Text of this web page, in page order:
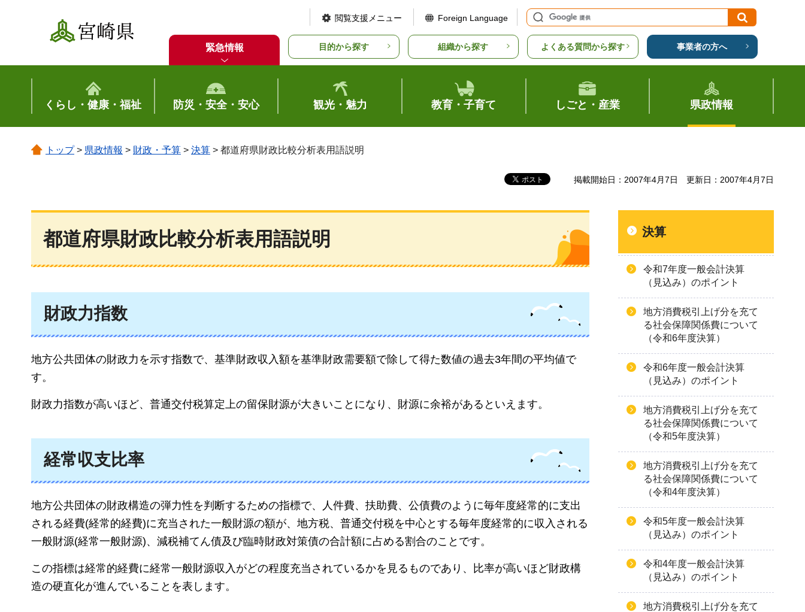
宮崎県
閲覧支援メニュー Foreign Language
緊急情報 目的から探す 組織から探す よくある質問から探す 事業者の方へ
くらし・健康・福祉 防災・安全・安心 観光・魅力 教育・子育て しごと・産業 県政情報
トップ> 県政情報 > 財政・予算 > 決算 > 都道府県財政比較分析表用語説明
掲載開始日：2007年4月7日 更新日：2007年4月7日
都道府県財政比較分析表用語説明
財政力指数
地方公共団体の財政力を示す指数で、基準財政収入額を基準財政需要額で除して得た数値の過去3年間の平均値で
す。
財政力指数が高いほど、普通交付税算定上の留保財源が大きいことになり、財源に余裕があるといえます。
経常収支比率
地方公共団体の財政構造の弾力性を判断するための指標で、人件費、扶助費、公債費のように毎年度経常的に支出
される経費(経常的経費)に充当された一般財源の額が、地方税、普通交付税を中心とする毎年度経常的に収入される
一般財源(経常一般財源)、減税補てん債及び臨時財政対策債の合計額に占める割合のことです。
この指標は経常的経費に経常一般財源収入がどの程度充当されているかを見るものであり、比率が高いほど財政構
造の硬直化が進んでいることを表します。
決算
令和7年度一般会計決算
（見込み）のポイント
地方消費税引上げ分を充て
る社会保障関係費について
（令和6年度決算）
令和6年度一般会計決算
（見込み）のポイント
地方消費税引上げ分を充て
る社会保障関係費について
（令和5年度決算）
地方消費税引上げ分を充て
る社会保障関係費について
（令和4年度決算）
令和5年度一般会計決算
（見込み）のポイント
令和4年度一般会計決算
（見込み）のポイント
地方消費税引上げ分を充て